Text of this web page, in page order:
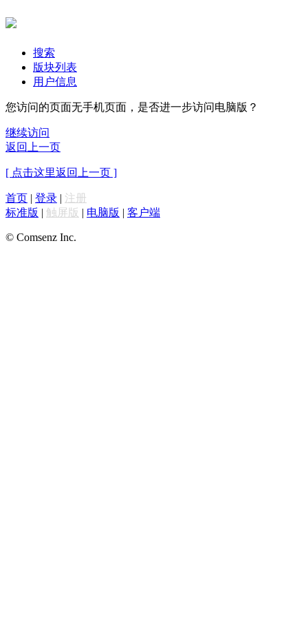
搜索
版块列表
用户信息
您访问的页面无手机页面，是否进一步访问电脑版？
继续访问
返回上一页
[ 点击这里返回上一页 ]
首页 | 登录 | 注册
标准版 | 触屏版 | 电脑版 | 客户端
© Comsenz Inc.